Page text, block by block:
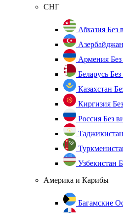
СНГ
Абхазия Без
Азербайджан
Армения
Беларусь Без
Казахстан
Киргизия
Россия Без
Таджикистан
Узбекистан
Америка и Карибы
Багамские